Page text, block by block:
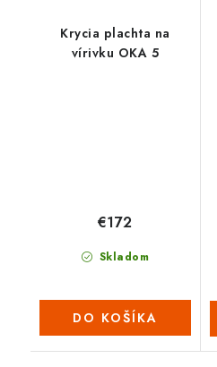
Krycia plachta na
vírivku OKA 5
Skladom
€172
DO KOŠÍKA